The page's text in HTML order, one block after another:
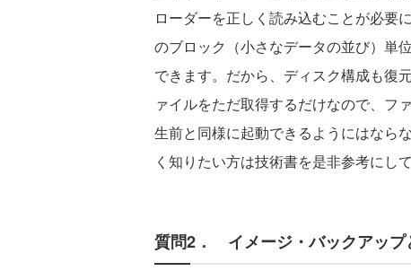
ローダーを正しく読み込むことが必要
のブロック（小さなデータの並び）単
できます。だから、ディスク構成も復
ァイルをただ取得するだけなので、フ
生前と同様に起動できるようにはなら
く知りたい方は技術書を是非参考にし
質問2． イメージ・バックアップ